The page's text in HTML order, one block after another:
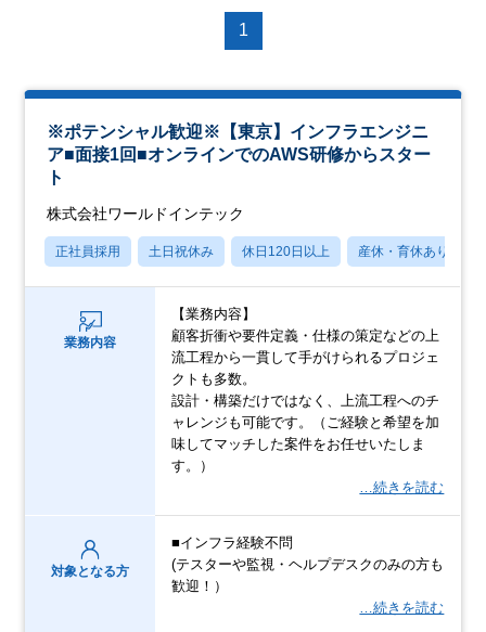
1
※ポテンシャル歓迎※【東京】インフラエンジニ
ア■面接1回■オンラインでのAWS研修からスター
ト
株式会社ワールドインテック
正社員採用 土日祝休み 休日120日以上 産休・育休あり
業務内容
【業務内容】
顧客折衝や要件定義・仕様の策定などの上
流工程から一貫して手がけられるプロジェ
クトも多数。
設計・構築だけではなく、上流工程へのチ
ャレンジも可能です。（ご経験と希望を加
味してマッチした案件をお任せいたしま
す。）
…続きを読む
対象となる方
■インフラ経験不問
(テスターや監視・ヘルプデスクのみの方も
歓迎！）
…続きを読む